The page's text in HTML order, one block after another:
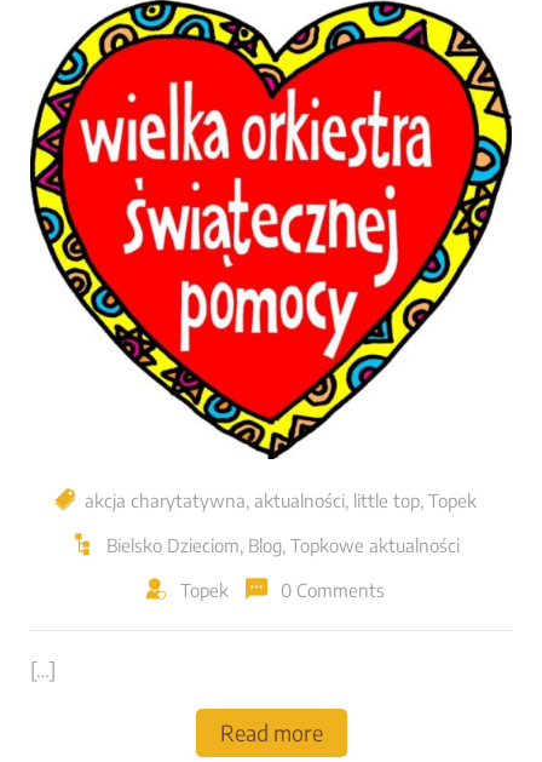
akcja charytatywna, aktualności, little top, Topek
Bielsko Dzieciom, Blog, Topkowe aktualności
Topek 0 Comments
[…]
Read more